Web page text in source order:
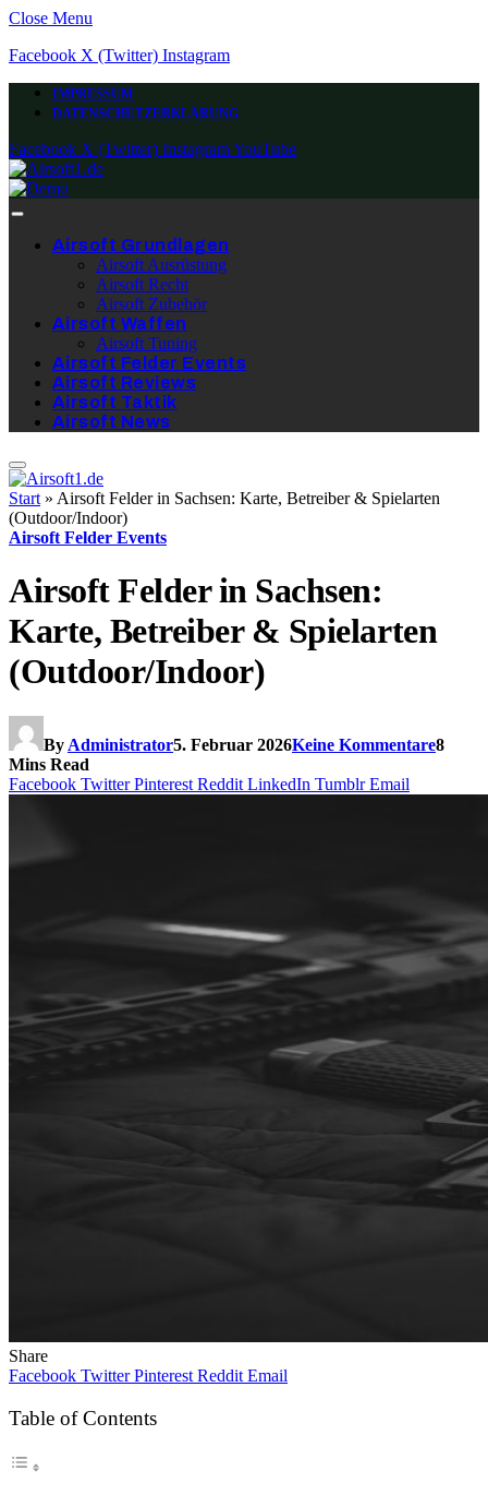
Close Menu
Facebook X (Twitter) Instagram
IMPRESSUM
DATENSCHUTZERKLÄRUNG
Facebook X (Twitter) InstagramYouTube
Airsoft Grundlagen
Airsoft Ausrüstung
Airsoft Recht
Airsoft Zubehör
Airsoft Waffen
Airsoft Tuning
Airsoft Felder Events
Airsoft Reviews
Airsoft Taktik
Airsoft News
Start » Airsoft Felder in Sachsen: Karte, Betreiber & Spielarten
(Outdoor/Indoor)
Airsoft Felder Events
Airsoft Felder in Sachsen:
Karte, Betreiber & Spielarten
(Outdoor/Indoor)
By Administrator5. Februar 2026Keine Kommentare8
Mins Read
Facebook Twitter Pinterest Reddit LinkedIn Tumblr Email
Share
Facebook Twitter Pinterest Reddit Email
Table of Contents